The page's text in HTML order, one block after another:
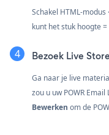
Schakel HTML-
kunt het stuk hoogte
Bezoek Live Store
Ga naar je live
zou u uw POWR
Bewerken om de